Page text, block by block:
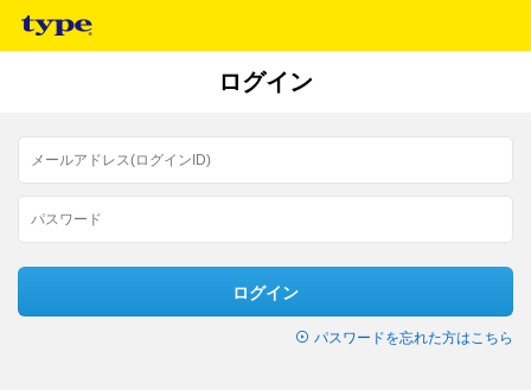
ログイン
ログイン
パスワードを忘れた方はこちら